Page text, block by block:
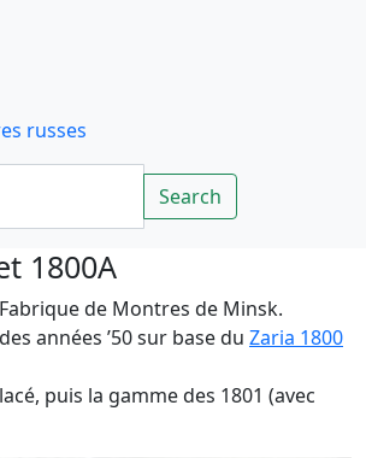
russes
Rechercher
Search
1800A
de Montres de Minsk.
années ’50 sur base du Zaria 1800
puis la gamme des 1801 (avec